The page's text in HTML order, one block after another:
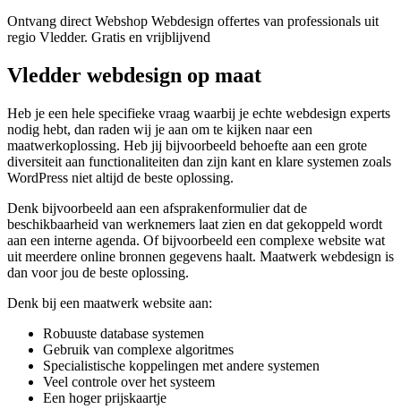
Ontvang direct Webshop Webdesign offertes van professionals uit
regio Vledder. Gratis en vrijblijvend
Vledder webdesign op maat
Heb je een hele specifieke vraag waarbij je echte webdesign experts
nodig hebt, dan raden wij je aan om te kijken naar een
maatwerkoplossing. Heb jij bijvoorbeeld behoefte aan een grote
diversiteit aan functionaliteiten dan zijn kant en klare systemen zoals
WordPress niet altijd de beste oplossing.
Denk bijvoorbeeld aan een afsprakenformulier dat de
beschikbaarheid van werknemers laat zien en dat gekoppeld wordt
aan een interne agenda. Of bijvoorbeeld een complexe website wat
uit meerdere online bronnen gegevens haalt. Maatwerk webdesign is
dan voor jou de beste oplossing.
Denk bij een maatwerk website aan:
Robuuste database systemen
Gebruik van complexe algoritmes
Specialistische koppelingen met andere systemen
Veel controle over het systeem
Een hoger prijskaartje